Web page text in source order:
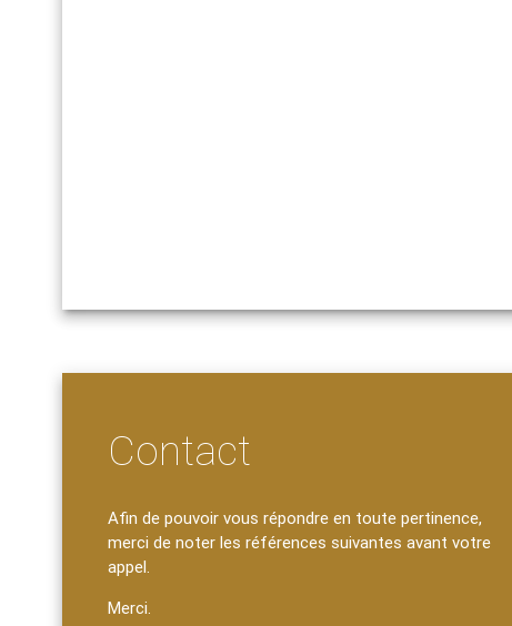
Contact
Afin de pouvoir vous répondre en toute pertinence,
merci de noter les références suivantes avant votre
appel.
Merci.